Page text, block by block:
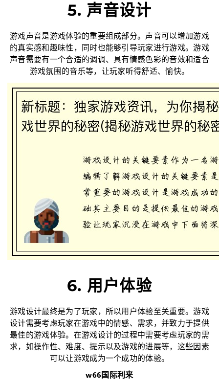
5. 声音设计
游戏声音是游戏体验的重要组成部分。声音可以增加游戏
的真实感和趣味性，同时也能够引导玩家进行游戏。游戏
声音需要有一个合适的调调、具有情感色彩的音效和适合
游戏氛围的音乐等，让玩家听得舒适、愉快。
6. 用户体验
游戏设计最终是为了玩家，所以用户体验至关重要。游戏
设计需要考虑玩家在游戏中的情感、需求，并致力于提供
最佳的游戏体验。在游戏设计的过程中需要考虑玩家的需
求，如操作性、难度、提示以及游戏的进展等，这些因素
可以让游戏成为一个成功的体验。
w66国际利来